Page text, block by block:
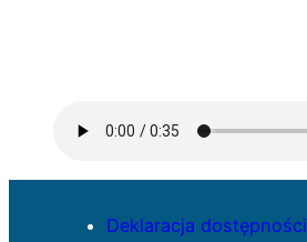
Deklaracja dostępności